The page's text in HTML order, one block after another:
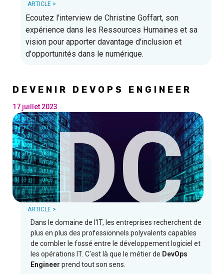
ARTICLE >
Ecoutez l'interview de Christine Goffart, son
expérience dans les Ressources Humaines et sa
vision pour apporter davantage d'inclusion et
d'opportunités dans le numérique.
DEVENIR DEVOPS ENGINEER
17 juillet 2023
DC
ARTICLE >
Dans le domaine de l'IT, les entreprises recherchent de
plus en plus des professionnels polyvalents capables
de combler le fossé entre le développement logiciel et
les opérations IT. C'est là que le métier de DevOps
Engineer prend tout son sens.